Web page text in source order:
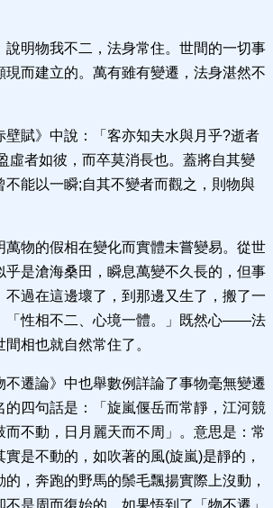
說明物我不二，法身常住。世間的一切事
現而建立的。萬有雖有變遷，法身湛然不
壁賦》中說：「客亦知夫水與月乎?逝者
虛者如彼，而卒莫消長也。蓋將自其變
不能以一瞬;自其不變者而觀之，則物與
萬物的假相在變化而實體未嘗變易。從世
乎是滄海桑田，瞬息萬變不久長的，但事
不過在這邊壞了，到那邊又生了，搬了一
「性相不二、心境一體。」既然心——法
相也就自然常住了。
不遷論》中也舉數例詳論了事物毫無變遷
的四句話是：「旋嵐偃岳而常靜，江河競
而不動，日月麗天而不周」。意思是：常
是不動的，如吹著的風(旋嵐)是靜的，
，奔跑的野馬的鬃毛飄揚實際上沒動，
是周而復始的。如果悟到了「物不遷」